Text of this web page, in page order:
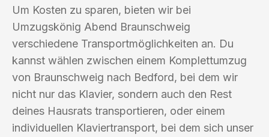
Um Kosten zu sparen, bieten wir bei
Umzugskönig Abend Braunschweig
verschiedene Transportmöglichkeiten an. Du
kannst wählen zwischen einem Komplettumzug
von Braunschweig nach Bedford, bei dem wir
nicht nur das Klavier, sondern auch den Rest
deines Hausrats transportieren, oder einem
individuellen Klaviertransport, bei dem sich unser